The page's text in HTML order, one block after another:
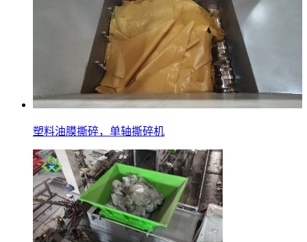
塑料油膜撕碎，单轴撕碎机